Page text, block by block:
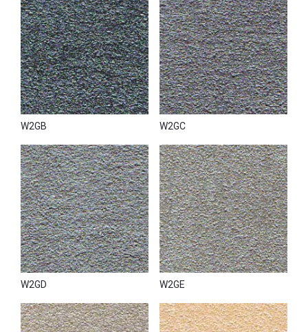
W2GB W2GC
W2GD W2GE